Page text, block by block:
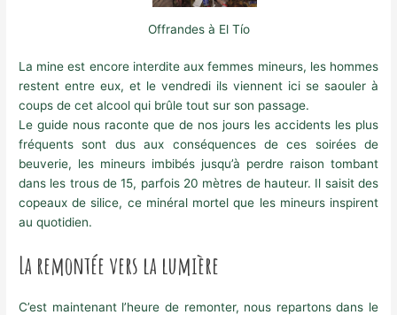
Offrandes à El Tío
La mine est encore interdite aux femmes mineurs, les hommes
restent entre eux, et le vendredi ils viennent ici se saouler à
coups de cet alcool qui brûle tout sur son passage.
Le guide nous raconte que de nos jours les accidents les plus
fréquents sont dus aux conséquences de ces soirées de
beuverie, les mineurs imbibés jusqu’à perdre raison tombant
dans les trous de 15, parfois 20 mètres de hauteur. Il saisit des
copeaux de silice, ce minéral mortel que les mineurs inspirent
au quotidien.
La remontée vers la lumière
C’est maintenant l’heure de remonter, nous repartons dans le